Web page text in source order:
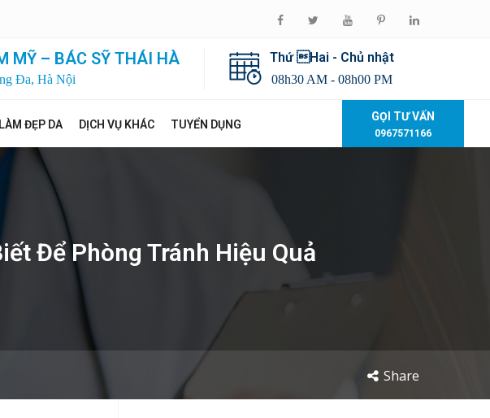
MỸ – BÁC SỸ THÁI HÀ
Đa, Hà Nội
Thứ Hai - Chủ nhật
08h30 AM - 08h00 PM
ĐẸP DA DỊCH VỤ KHÁC TUYỂN DỤNG
GỌI TƯ VẤN
0967571166
Để Phòng Tránh Hiệu Quả
Share